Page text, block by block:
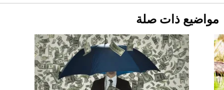
قبل ليلة النزال.. اكتمال وزن أبطال "The
Comeback" في جدة (فيديو)
مواضيع ذات صلة